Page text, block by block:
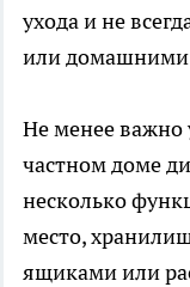
ухода и не
или
Не менее важно
частном доме
несколько
место,
ящиками или